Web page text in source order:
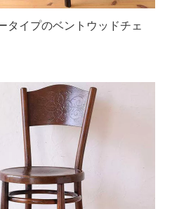
タイプのベントウッドチェ